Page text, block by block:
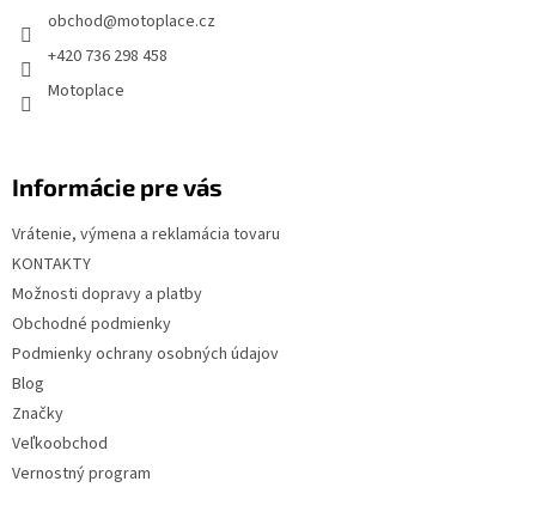
obchod@motoplace.cz
+420 736 298 458
Motoplace
Informácie pre vás
Vrátenie, výmena a reklamácia tovaru
KONTAKTY
Možnosti dopravy a platby
Obchodné podmienky
Podmienky ochrany osobných údajov
Blog
Značky
Veľkoobchod
Vernostný program